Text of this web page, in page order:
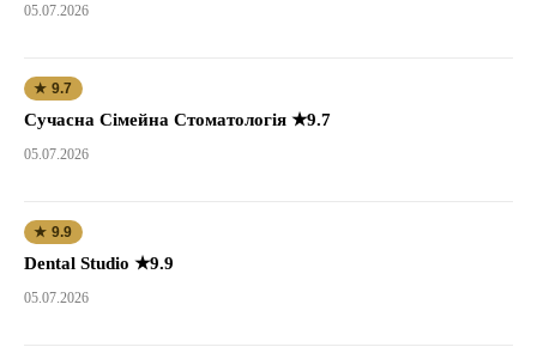
05.07.2026
★ 9.7
Сучасна Сімейна Стоматологія ★9.7
05.07.2026
★ 9.9
Dental Studio ★9.9
05.07.2026